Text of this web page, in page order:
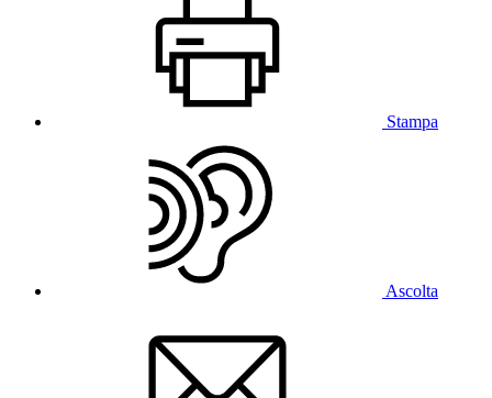
Stampa
Ascolta